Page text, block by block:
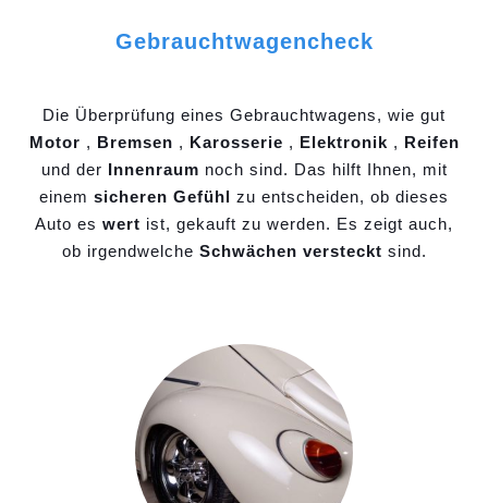
Gebrauchtwagencheck
Die Überprüfung eines Gebrauchtwagens, wie gut
Motor , Bremsen , Karosserie , Elektronik , Reifen
und der Innenraum noch sind. Das hilft Ihnen, mit
einem sicheren Gefühl zu entscheiden, ob dieses
Auto es wert ist, gekauft zu werden. Es zeigt auch,
ob irgendwelche Schwächen versteckt sind.